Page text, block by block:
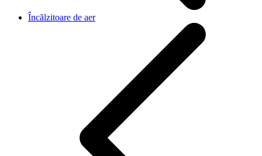
Încălzitoare de aer